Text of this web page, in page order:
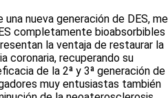
nueva generación de DES, me
completamente bioabsorbibles
la ventaja de restaurar la
coronaria, recuperando su
de la 2ª y 3ª generación de
muy entusiastas también